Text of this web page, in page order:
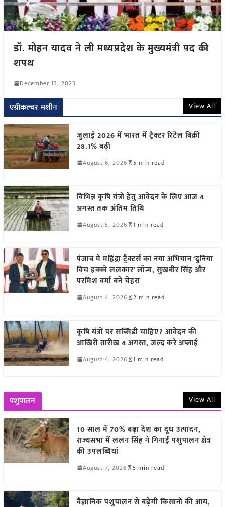
डॉ. मोहन यादव ने ली मध्यप्रदेश के मुख्यमंत्री पद की
शपथ
December 13, 2023
एग्रीकल्चर मशीन View All
जुलाई 2026 में भारत में ट्रैक्टर रिटेल बिक्री
28.1% बढ़ी
August 6, 2026 5 min read
विभिन्न कृषि यंत्रों हेतु आवेदन के लिए आज 4
अगस्त तक अंतिम तिथि
August 5, 2026 1 min read
पंजाब में महिंद्रा ट्रैक्टर्स का नया अभियान ‘दुनिया
विच इक्को ललकार’ लॉन्च, सुखबीर सिंह और
परमिश वर्मा बने चेहरा
August 4, 2026 2 min read
कृषि यंत्रों पर सब्सिडी चाहिए? आवेदन की
आखिरी तारीख 4 अगस्त, जल्द करें अप्लाई
August 4, 2026 1 min read
पशुपालन View All
10 साल में 70% बढ़ा देश का दूध उत्पादन,
राज्यसभा में ललन सिंह ने गिनाईं पशुपालन क्षेत्र
की उपलब्धियां
August 7, 2026 5 min read
वैज्ञानिक पशुपालन से बढ़ेगी किसानों की आय,